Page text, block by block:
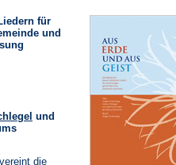
für
und
und
die